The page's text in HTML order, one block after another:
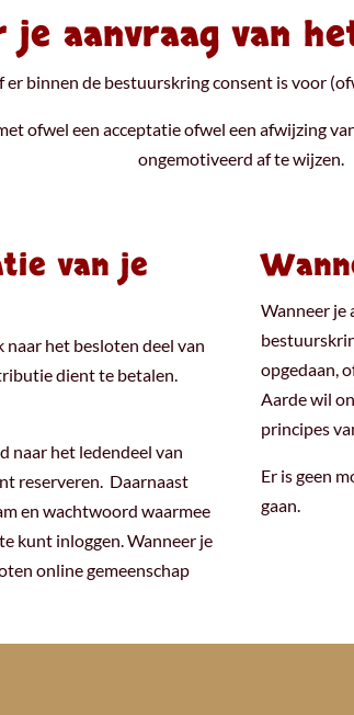
aanvraag van
binnen de bestuurskring consent is voor
ofwel een acceptatie ofwel een afwijzing
ongemotiveerd af te wijzen.
van je
naar het besloten deel van
dient te betalen.
naar het ledendeel van
reserveren. Daarnaast
en wachtwoord waarmee
kunt inloggen. Wanneer je
online gemeenschap
Wanneer je
opgedaan,
Aarde wil
principes
Er is geen
gaan.